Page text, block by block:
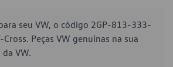
seu VW, o código 2GP-813-333-
Peças VW genuínas na sua
VW.